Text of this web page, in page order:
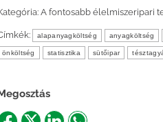
A fontosabb élelmiszeripari
alapanyagköltség anyagköltség
önköltség statisztika sütőipar